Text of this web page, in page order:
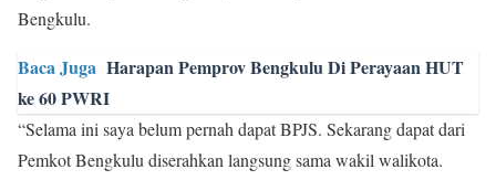
Bengkulu.
Baca Juga Harapan Pemprov Bengkulu Di Perayaan HUT
ke 60 PWRI
“Selama ini saya belum pernah dapat BPJS. Sekarang dapat dari
Pemkot Bengkulu diserahkan langsung sama wakil walikota.